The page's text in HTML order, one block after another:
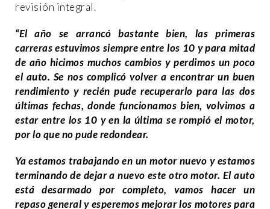
revisión integral.
“El año se arrancó bastante bien, las primeras
carreras estuvimos siempre entre los 10 y para mitad
de año hicimos muchos cambios y perdimos un poco
el auto. Se nos complicó volver a encontrar un buen
rendimiento y recién pude recuperarlo para las dos
últimas fechas, donde funcionamos bien, volvimos a
estar entre los 10 y en la última se rompió el motor,
por lo que no pude redondear.
Ya estamos trabajando en un motor nuevo y estamos
terminando de dejar a nuevo este otro motor. El auto
está desarmado por completo, vamos hacer un
repaso general y esperemos mejorar los motores para